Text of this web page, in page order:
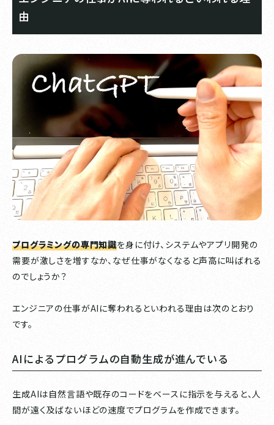
由
プログラミングの専門知識を身に付け、システムやアプリ開発の
需要が激しさを増すなか、なぜ仕事がなくなると声高に叫ばれる
のでしょうか？
エンジニアの仕事がAIに奪われるといわれる理由は次のとおり
です。
AIによるプログラムの自動生成が進んでいる
生成AIは自然言語や既存のコードをベースに指示を与えると、人
間が遠く及ばないほどの速度でプログラムを作成できます。